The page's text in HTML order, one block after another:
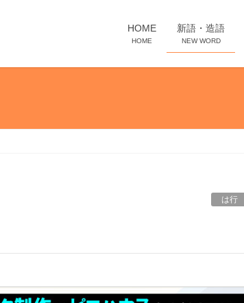
HOME
HOME
新語・造語
NEW WORD
は行